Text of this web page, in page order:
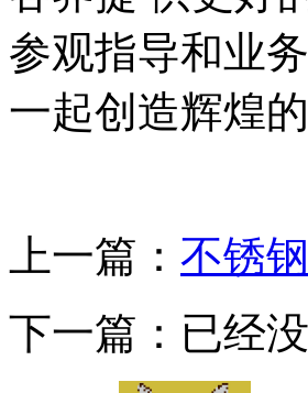
参观指导和业
一起创造辉煌
上一篇： 不锈
下一篇：已经